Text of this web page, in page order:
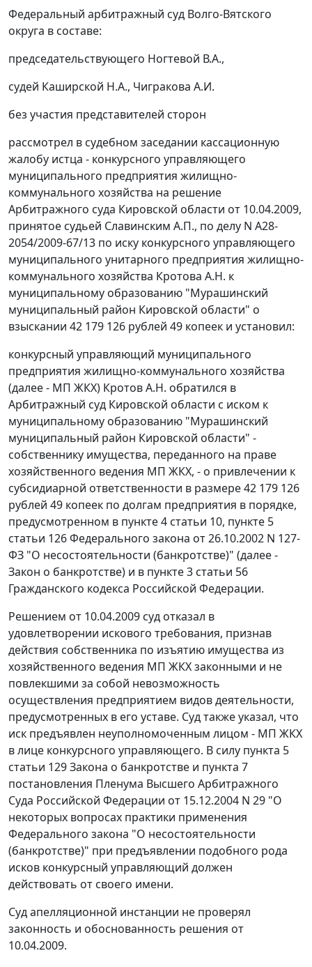
Федеральный арбитражный суд Волго-Вятского
округа в составе:
председательствующего Ногтевой В.А.,
судей Каширской Н.А., Чигракова А.И.
без участия представителей сторон
рассмотрел в судебном заседании кассационную
жалобу истца - конкурсного управляющего
муниципального предприятия жилищно-
коммунального хозяйства на решение
Арбитражного суда Кировской области от 10.04.2009,
принятое судьей Славинским А.П., по делу N А28-
2054/2009-67/13 по иску конкурсного управляющего
муниципального унитарного предприятия жилищно-
коммунального хозяйства Кротова А.Н. к
муниципальному образованию "Мурашинский
муниципальный район Кировской области" о
взыскании 42 179 126 рублей 49 копеек и установил:
конкурсный управляющий муниципального
предприятия жилищно-коммунального хозяйства
(далее - МП ЖКХ) Кротов А.Н. обратился в
Арбитражный суд Кировской области с иском к
муниципальному образованию "Мурашинский
муниципальный район Кировской области" -
собственнику имущества, переданного на праве
хозяйственного ведения МП ЖКХ, - о привлечении к
субсидиарной ответственности в размере 42 179 126
рублей 49 копеек по долгам предприятия в порядке,
предусмотренном в пункте 4 статьи 10, пункте 5
статьи 126Федерального закона от 26.10.2002 N 127-
ФЗ "О несостоятельности (банкротстве)" (далее -
Закон о банкротстве) и в пункте 3 статьи 56
Гражданского кодекса Российской Федерации.
Решением от 10.04.2009 суд отказал в
удовлетворении искового требования, признав
действия собственника по изъятию имущества из
хозяйственного ведения МП ЖКХ законными и не
повлекшими за собой невозможность
осуществления предприятием видов деятельности,
предусмотренных в его уставе. Суд также указал, что
иск предъявлен неуполномоченным лицом - МП ЖКХ
в лице конкурсного управляющего. В силу пункта 5
статьи 129Закона о банкротстве и пункта 7
постановления Пленума Высшего Арбитражного
Суда Российской Федерации от 15.12.2004 N 29 "О
некоторых вопросах практики применения
Федерального закона "О несостоятельности
(банкротстве)" при предъявлении подобного рода
исков конкурсный управляющий должен
действовать от своего имени.
Суд апелляционной инстанции не проверял
законность и обоснованность решения от
10.04.2009.